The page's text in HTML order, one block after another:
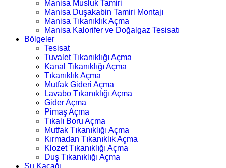
Manisa Musluk Tamiri
Manisa Duşakabin Tamiri Montajı
Manisa Tıkanıklık Açma
Manisa Kalorifer ve Doğalgaz Tesisatı
Bölgeler
Tesisat
Tuvalet Tıkanıklığı Açma
Kanal Tıkanıklığı Açma
Tıkanıklık Açma
Mutfak Gideri Açma
Lavabo Tıkanıklığı Açma
Gider Açma
Pimaş Açma
Tıkalı Boru Açma
Mutfak Tıkanıklığı Açma
Kırmadan Tıkanıklık Açma
Klozet Tıkanıklığı Açma
Duş Tıkanıklığı Açma
Su Kaçağı